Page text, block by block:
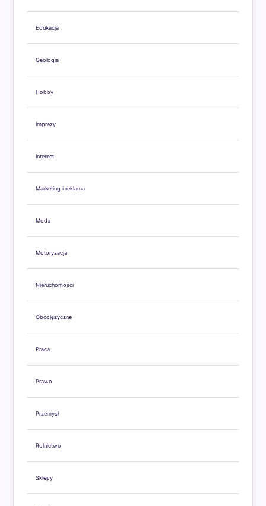
Edukacja
Geologia
Hobby
Imprezy
Internet
Marketing i reklama
Moda
Motoryzacja
Nieruchomości
Obcojęzyczne
Praca
Prawo
Przemysł
Rolnictwo
Sklepy